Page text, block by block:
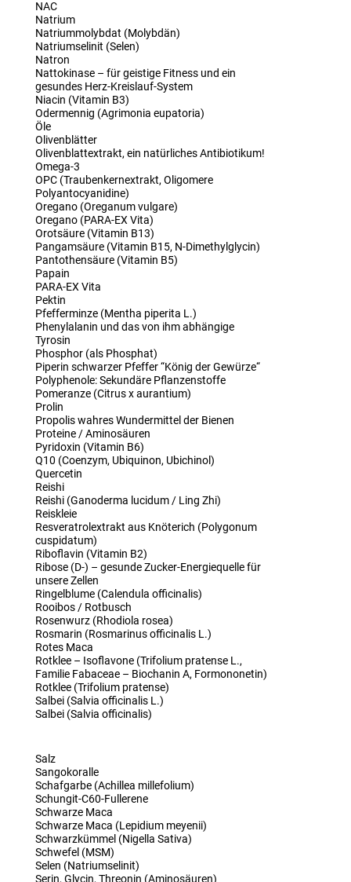
NAC
Natrium
Natriummolybdat (Molybdän)
Natriumselinit (Selen)
Natron
Nattokinase – für geistige Fitness und ein
gesundes Herz-Kreislauf-System
Niacin (Vitamin B3)
Odermennig (Agrimonia eupatoria)
Öle
Olivenblätter
Olivenblattextrakt, ein natürliches Antibiotikum!
Omega-3
OPC (Traubenkernextrakt, Oligomere
Polyantocyanidine)
Oregano (Oreganum vulgare)
Oregano (PARA-EX Vita)
Orotsäure (Vitamin B13)
Pangamsäure (Vitamin B15, N-Dimethylglycin)
Pantothensäure (Vitamin B5)
Papain
PARA-EX Vita
Pektin
Pfefferminze (Mentha piperita L.)
Phenylalanin und das von ihm abhängige
Tyrosin
Phosphor (als Phosphat)
Piperin schwarzer Pfeffer “König der Gewürze“
Polyphenole: Sekundäre Pflanzenstoffe
Pomeranze (Citrus x aurantium)
Prolin
Propolis wahres Wundermittel der Bienen
Proteine / Aminosäuren
Pyridoxin (Vitamin B6)
Q10 (Coenzym, Ubiquinon, Ubichinol)
Quercetin
Reishi
Reishi (Ganoderma lucidum / Ling Zhi)
Reiskleie
Resveratrolextrakt aus Knöterich (Polygonum
cuspidatum)
Riboflavin (Vitamin B2)
Ribose (D-) – gesunde Zucker-Energiequelle für
unsere Zellen
Ringelblume (Calendula officinalis)
Rooibos / Rotbusch
Rosenwurz (Rhodiola rosea)
Rosmarin (Rosmarinus officinalis L.)
Rotes Maca
Rotklee – Isoflavone (Trifolium pratense L.,
Familie Fabaceae – Biochanin A, Formononetin)
Rotklee (Trifolium pratense)
Salbei (Salvia officinalis L.)
Salbei (Salvia officinalis)
Salz
Sangokoralle
Schafgarbe (Achillea millefolium)
Schungit-C60-Fullerene
Schwarze Maca
Schwarze Maca (Lepidium meyenii)
Schwarzkümmel (Nigella Sativa)
Schwefel (MSM)
Selen (Natriumselinit)
Serin, Glycin, Threonin (Aminosäuren)